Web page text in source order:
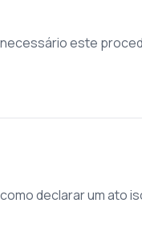
este
declarar um ato